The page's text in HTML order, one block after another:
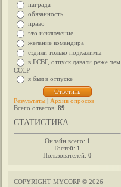
награда
обязанность
право
это исключение
желание командира
ездили только подхалимы
в ГСВГ, отпуск давали реже чем
СССР
я был в отпуске
Результаты | Архив опросов
Всего ответов: 89
СТАТИСТИКА
Онлайн всего: 1
Гостей: 1
Пользователей: 0
COPYRIGHT MYCORP © 2026